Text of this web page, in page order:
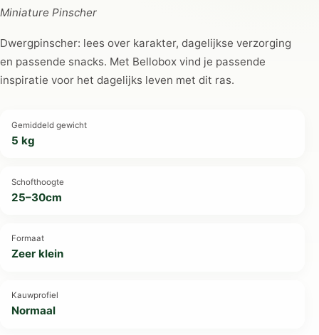
Miniature Pinscher
Dwergpinscher: lees over karakter, dagelijkse verzorging
en passende snacks. Met Bellobox vind je passende
inspiratie voor het dagelijks leven met dit ras.
Gemiddeld gewicht
5 kg
Schofthoogte
25–30cm
Formaat
Zeer klein
Kauwprofiel
Normaal